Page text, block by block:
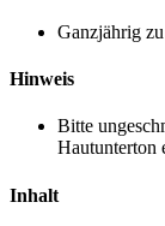
Ganzjährig
Hinweis
Bitte
Hautunterton
Inhalt